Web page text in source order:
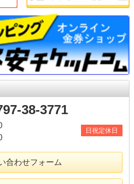
38-3771
日祝定休日
合わせフォーム